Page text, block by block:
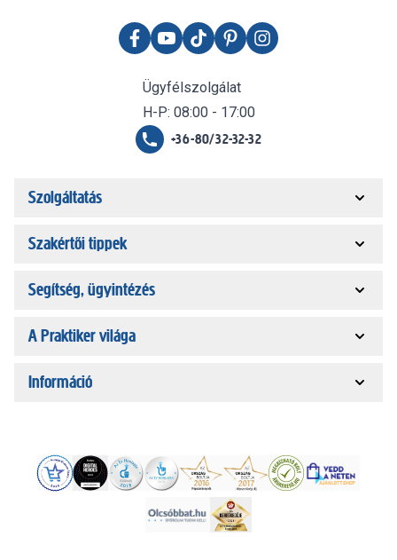
Ügyfélszolgálat
H-P: 08:00 - 17:00
+36-80/32-32-32
Szolgáltatás
Szakértői tippek
Segítség, ügyintézés
A Praktiker világa
Információ